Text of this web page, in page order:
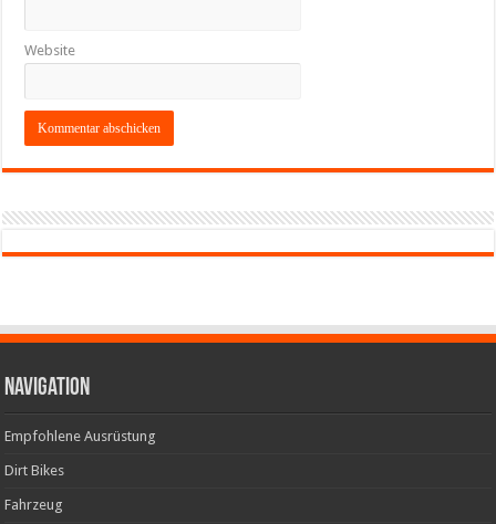
Website
Navigation
Empfohlene Ausrüstung
Dirt Bikes
Fahrzeug